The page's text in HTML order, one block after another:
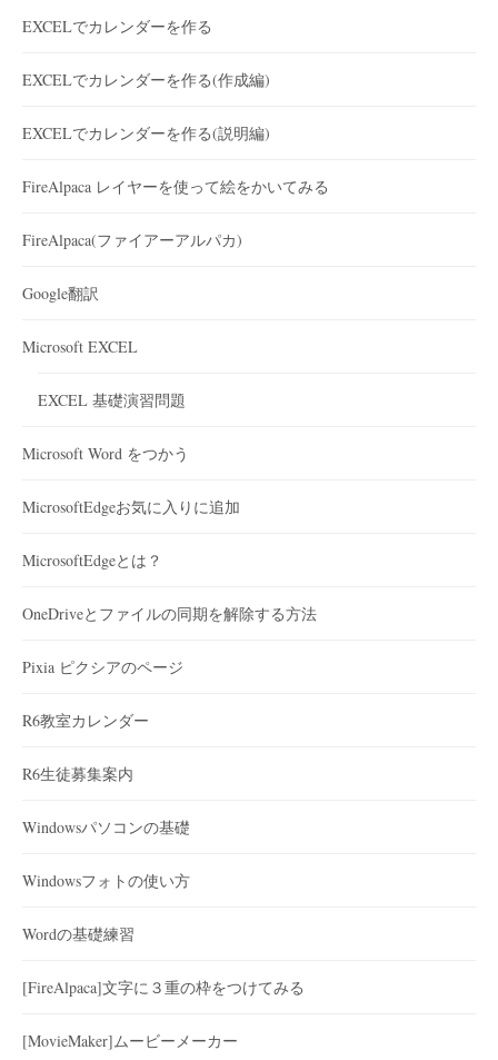
EXCELでカレンダーを作る
EXCELでカレンダーを作る(作成編)
EXCELでカレンダーを作る(説明編)
FireAlpaca レイヤーを使って絵をかいてみる
FireAlpaca(ファイアーアルパカ)
Google翻訳
Microsoft EXCEL
EXCEL 基礎演習問題
Microsoft Word をつかう
MicrosoftEdgeお気に入りに追加
MicrosoftEdgeとは？
OneDriveとファイルの同期を解除する方法
Pixia ピクシアのページ
R6教室カレンダー
R6生徒募集案内
Windowsパソコンの基礎
Windowsフォトの使い方
Wordの基礎練習
[FireAlpaca]文字に３重の枠をつけてみる
[MovieMaker]ムービーメーカー